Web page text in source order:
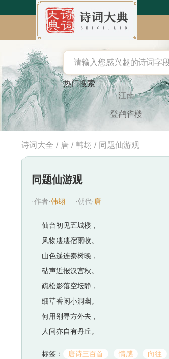
热门搜索
江南
登鹳雀楼
诗词大全 / 唐 / 韩翃 / 同题仙游观
同题仙游观
·作者·韩翃 ·朝代· 唐
仙台初见五城楼，
风物凄凄宿雨收。
山色遥连秦树晚，
砧声近报汉宫秋。
疏松影落空坛静，
细草香闲小洞幽。
何用别寻方外去，
人间亦自有丹丘。
标签： 唐诗三百首 情感 向往